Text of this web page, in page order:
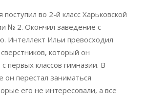
во 2-й класс Харьковской
№ 2. Окончил заведение с
Интеллект Ильи превосходил
который он
первых классов гимназии. В
он перестал заниматься
его не интересовали, а все